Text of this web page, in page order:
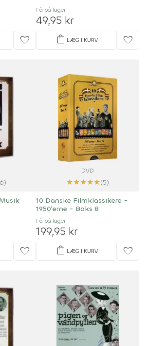
favorite
Få på lager
49,95 kr
shopping_bag LÆG I KURV favorite
favorite
DVD
★★★★★(5)
10 Danske Filmklassikere -
1950'erne - Boks 8
Få på lager
199,95 kr
shopping_bag LÆG I KURV favorite